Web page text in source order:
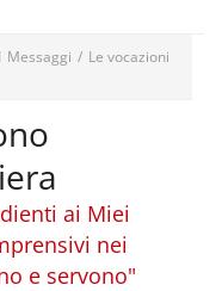
Messaggi / Le vocazioni
ai Miei
nei
e servono"